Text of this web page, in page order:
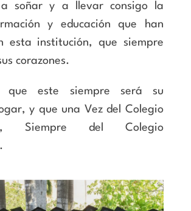
a soñar y a llevar consigo la
y educación que han
esta institución, que siempre
corazones.
que este siempre será su
y que una Vez del Colegio
Siempre del Colegio